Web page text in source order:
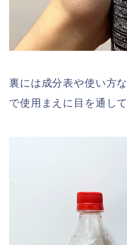
裏には成分表や使い方
で使用まえに目を通し